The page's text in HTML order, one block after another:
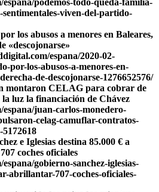
sentimentales-viven-del-partido-
los abusos a menores en Baleares,
«descojonarse»
espana/2020-02-
por-los-abusos-a-menores-en-
de-descojonarse-1276652576/
montaron CELAG para cobrar de
luz la financiación de Chávez
juan-carlos-monedero-
celag-camuflar-contratos-
5172618
e Iglesias destina 85.000 € a
coches oficiales
gobierno-sanchez-iglesias-
abrillantar-707-coches-oficiales-